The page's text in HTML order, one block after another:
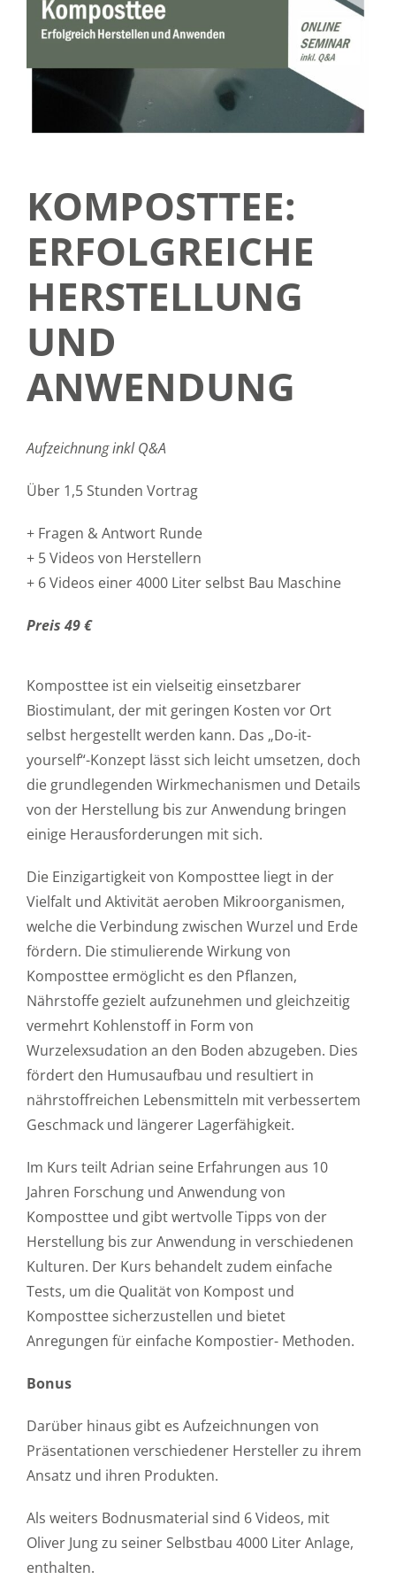
KOMPOSTTEE:
ERFOLGREICHE
HERSTELLUNG
UND
ANWENDUNG
Aufzeichnung inkl Q&A
Über 1,5 Stunden Vortrag
+ Fragen & Antwort Runde
+ 5 Videos von Herstellern
+ 6 Videos einer 4000 Liter selbst Bau Maschine
Preis 49 €
Komposttee ist ein vielseitig einsetzbarer
Biostimulant, der mit geringen Kosten vor Ort
selbst hergestellt werden kann. Das „Do-it-
yourself“-Konzept lässt sich leicht umsetzen, doch
die grundlegenden Wirkmechanismen und Details
von der Herstellung bis zur Anwendung bringen
einige Herausforderungen mit sich.
Die Einzigartigkeit von Komposttee liegt in der
Vielfalt und Aktivität aeroben Mikroorganismen,
welche die Verbindung zwischen Wurzel und Erde
fördern. Die stimulierende Wirkung von
Komposttee ermöglicht es den Pflanzen,
Nährstoffe gezielt aufzunehmen und gleichzeitig
vermehrt Kohlenstoff in Form von
Wurzelexsudation an den Boden abzugeben. Dies
fördert den Humusaufbau und resultiert in
nährstoffreichen Lebensmitteln mit verbessertem
Geschmack und längerer Lagerfähigkeit.
Im Kurs teilt Adrian seine Erfahrungen aus 10
Jahren Forschung und Anwendung von
Komposttee und gibt wertvolle Tipps von der
Herstellung bis zur Anwendung in verschiedenen
Kulturen. Der Kurs behandelt zudem einfache
Tests, um die Qualität von Kompost und
Komposttee sicherzustellen und bietet
Anregungen für einfache Kompostier- Methoden.
Bonus
Darüber hinaus gibt es Aufzeichnungen von
Präsentationen verschiedener Hersteller zu ihrem
Ansatz und ihren Produkten.
Als weiters Bodnusmaterial sind 6 Videos, mit
Oliver Jung zu seiner Selbstbau 4000 Liter Anlage,
enthalten.